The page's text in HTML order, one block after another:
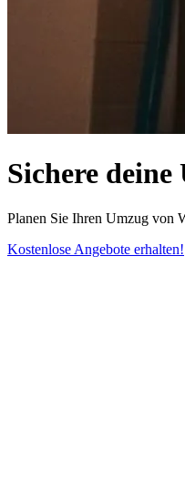
Sichere
Planen Sie Ihren Umzug von
Kostenlose Angebote erhalten!